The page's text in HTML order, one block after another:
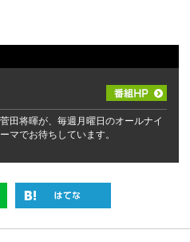
田将暉が、毎週月曜日のオールナイ
マでお待ちしています。